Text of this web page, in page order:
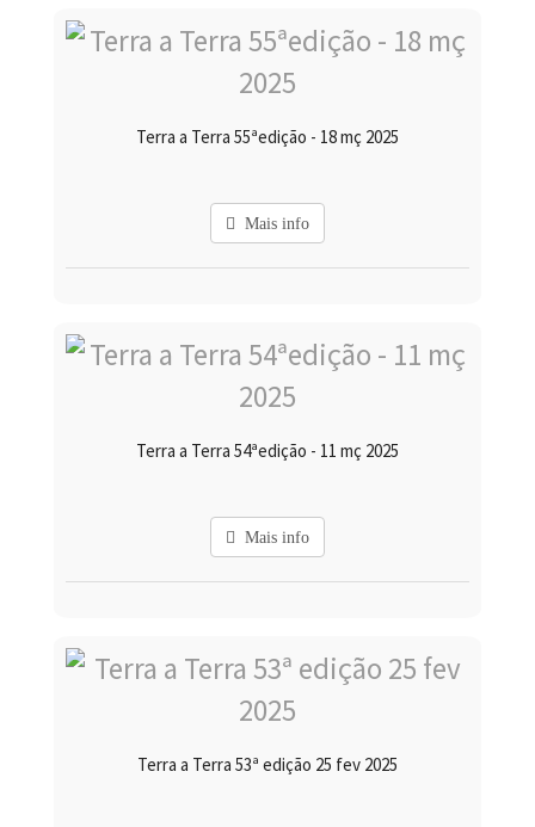
Terra a Terra 55ªedição - 18 mç 2025
Mais info
Terra a Terra 54ªedição - 11 mç 2025
Mais info
Terra a Terra 53ª edição 25 fev 2025